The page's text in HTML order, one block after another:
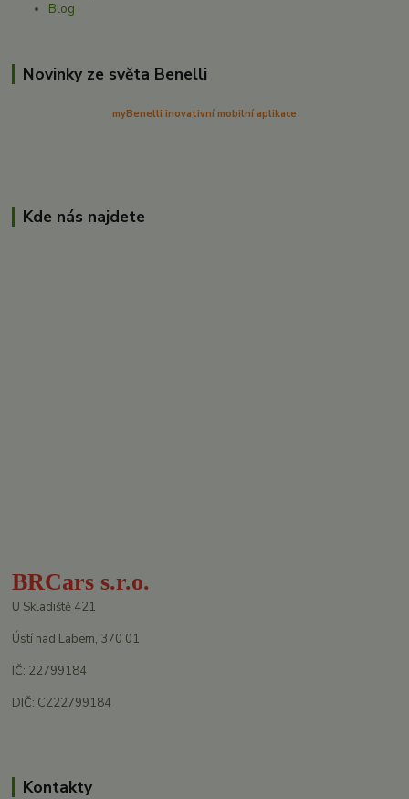
Blog
Novinky ze světa Benelli
myBenelli inovativní mobilní aplikace
Kde nás najdete
BRCars s.r.o.
U Skladiště 421
Ústí nad Labem, 370 01
IČ: 22799184
DIČ: CZ22799184
Kontakty